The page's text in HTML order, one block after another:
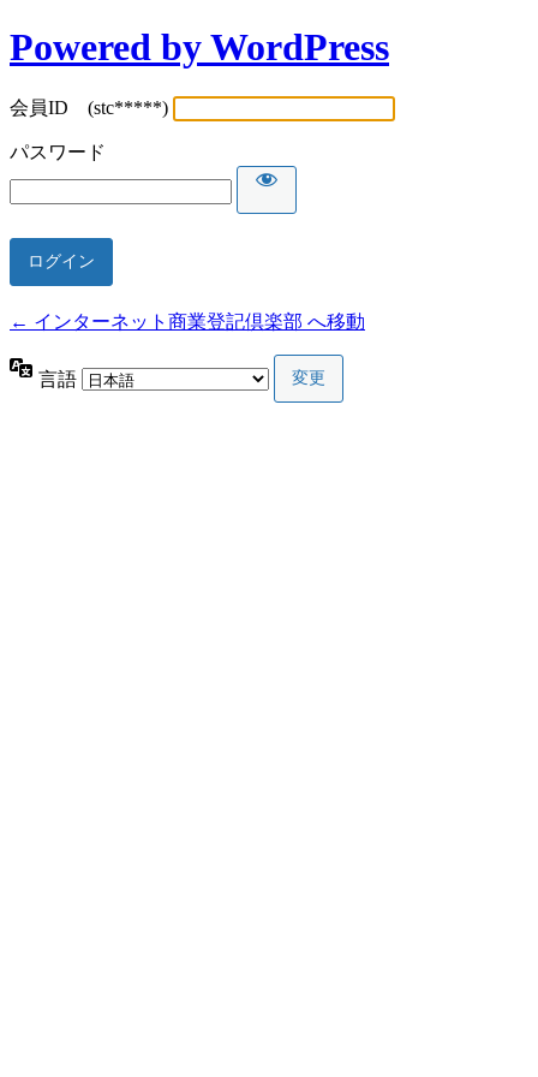
Powered by WordPress
会員ID (stc*****)
パスワード
← インターネット商業登記倶楽部 へ移動
言語